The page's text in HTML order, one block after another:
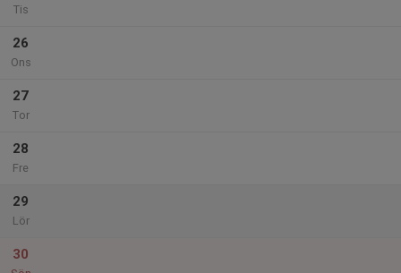
Tis
26
Ons
27
Tor
28
Fre
29
Lör
30